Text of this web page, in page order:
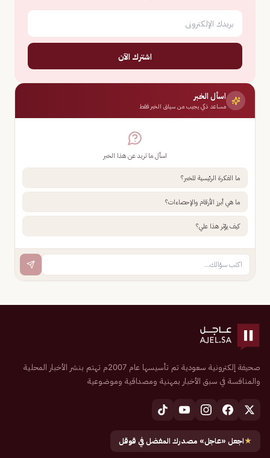
اشترك الآن
اسأل الخبر
مساعد ذكي يجيب من سياق الخبر فقط
اسأل ما تريد عن هذا الخبر
ما الفكرة الرئيسية للخبر؟
ما هي أبرز الأرقام والإحصاءات؟
كيف يؤثر هذا علي؟
صحيفة إلكترونية سعودية تم تأسيسها عام 2007م تهتم بنشر الأخبار المحلية
والمنافسة في سبق الأخبار بمهنية ومصداقية وموضوعية
★اجعل «عاجل» مصدرك المفضل في قوقل